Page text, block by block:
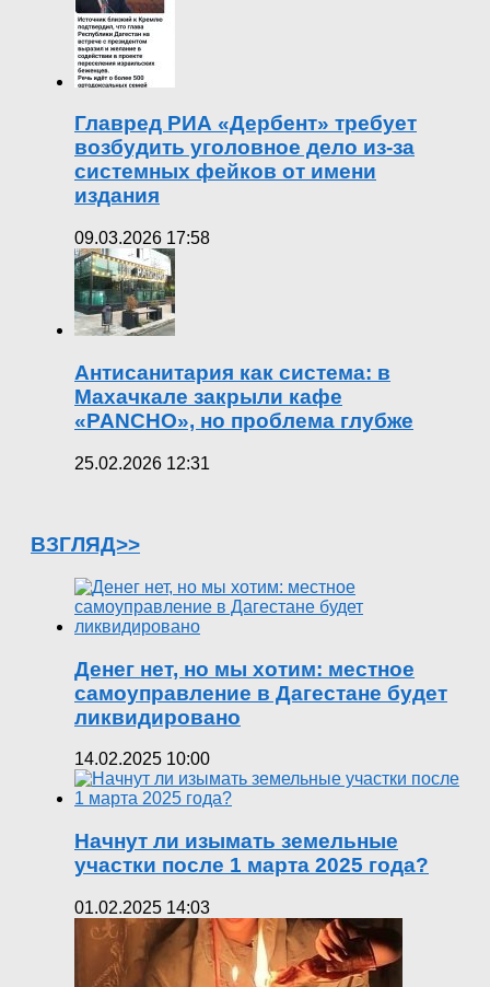
Главред РИА «Дербент» требует
возбудить уголовное дело из-за
системных фейков от имени
издания
09.03.2026 17:58
Антисанитария как система: в
Махачкале закрыли кафе
«PANCHO», но проблема глубже
25.02.2026 12:31
ВЗГЛЯД>>
Денег нет, но мы хотим: местное
самоуправление в Дагестане будет
ликвидировано
14.02.2025 10:00
Начнут ли изымать земельные
участки после 1 марта 2025 года?
01.02.2025 14:03